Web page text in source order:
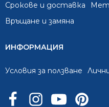
Срокове и доставка
Връщане и замяна
ИНФОРМАЦИЯ
Условия за ползване